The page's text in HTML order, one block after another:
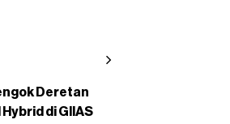
Deretan
Hybrid di GIIAS